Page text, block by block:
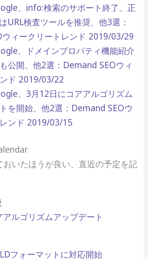
、info:検索のサポート終了、正
URL検査ツールを推奨、他3選：
ィークリートレンド 2019/03/29
、ドメインプロパティ機能紹介
公開、他2選：Demand SEOウィ
ド 2019/03/22
、3月12日にコアアルゴリズム
を開始、他2選：Demand SEOウ
ンド 2019/03/15
おいたほうが良い、直近の予定を記
ルゴリズムアップデート
フォーマットに対応開始